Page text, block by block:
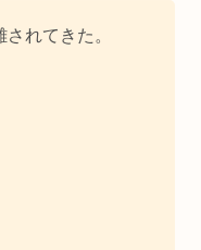
れてきた。